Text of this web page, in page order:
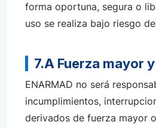
forma oportuna, segura o
uso se realiza bajo riesgo
7.A Fuerza mayor
ENARMAD no será
incumplimientos,
derivados de fuerza mayor